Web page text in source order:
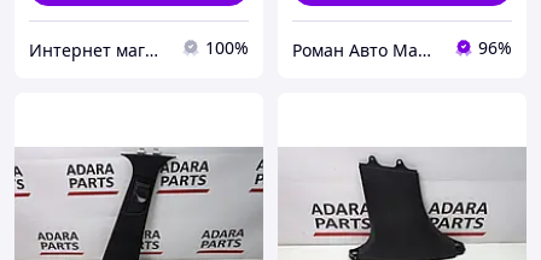
Интернет магазин sv_17 100% Роман Авто Маркет 96%